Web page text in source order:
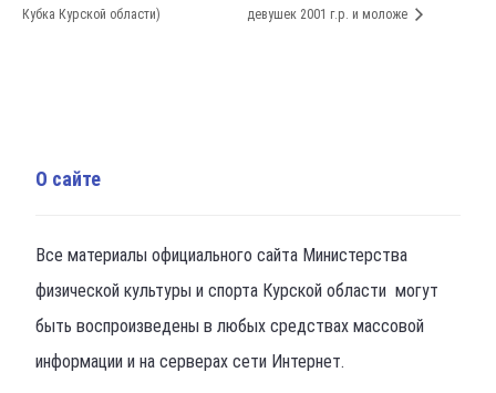
Кубка Курской области)
девушек 2001 г.р. и моложе
О сайте
Все материалы официального сайта Министерства
физической культуры и спорта Курской области могут
быть воспроизведены в любых средствах массовой
информации и на серверах сети Интернет.